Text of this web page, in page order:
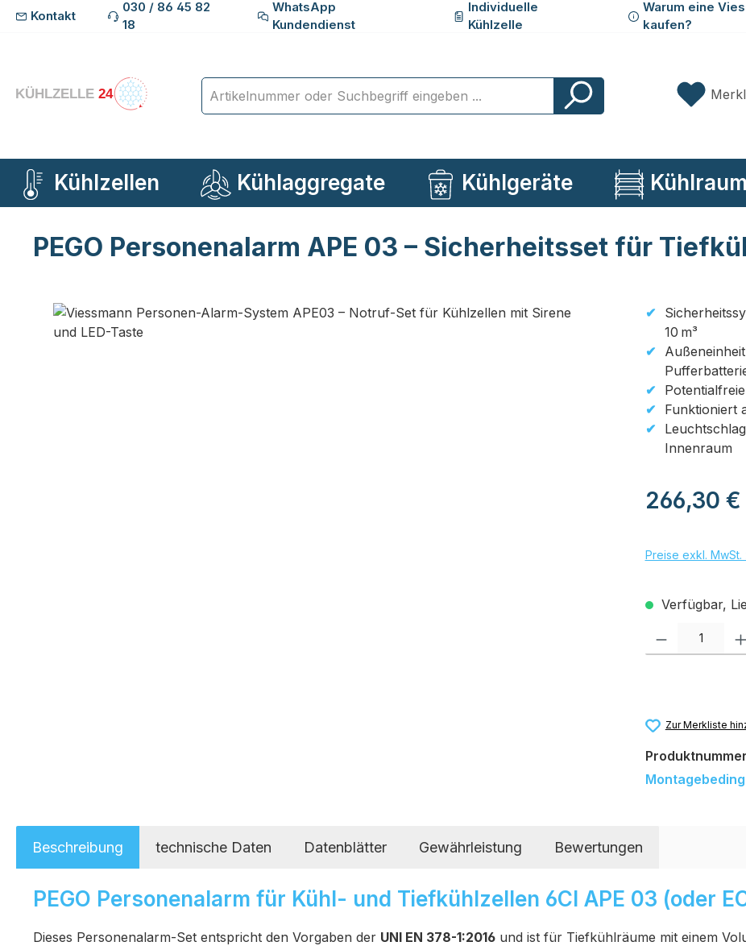
Hauptinhalt springen
Zur Suche springen
Zur Hauptnavigation springen
Kontakt
030 / 86 45 82
18
WhatsApp
Kundendienst
Individuelle
Kühlzelle
Warum eine
kaufen?
Kühlzellen Kühlaggregate Kühlgeräte
PEGO Personenalarm APE 03 – Sicherheitsset für
Bildergalerie überspringen
10 m³
Funktioniert
Innenraum
Regulärer Preis:
266,30 €
Preise exkl.
Verfügbar,
Produkt Anzahl:
Zur Merkliste
Beschreibung technische Daten Datenblätter Gewährleistung Bewertungen
PEGO Personenalarm für Kühl- und Tiefkühlzellen 6CI APE 03 (oder
Dieses Personenalarm-Set entspricht den Vorgaben der UNI EN 378-1:2016 und ist für Tiefkühlräume mit einem